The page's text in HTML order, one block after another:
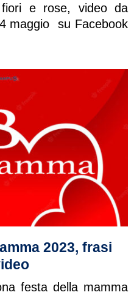
fiori e rose, video da
maggio su Facebook
2023, frasi
festa della mamma